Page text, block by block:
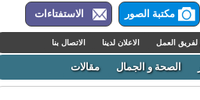
مكتبة الصور الاستفتاءات
العمل الاعلان لدينا الاتصال بنا
الصحة و الجمال مقالات